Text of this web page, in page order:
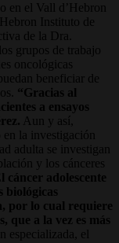
en el Vall d’Hebron
Instituto de
de la Dra.
grupos de trabajo
oncológicas
beneficiar de
“Gracias al
a ensayos
Aun y así,
la investigación
adulta se investigan
y los cánceres
cáncer adolescente
biológicas
por lo cual requiere
que a la vez es más
especializada, el